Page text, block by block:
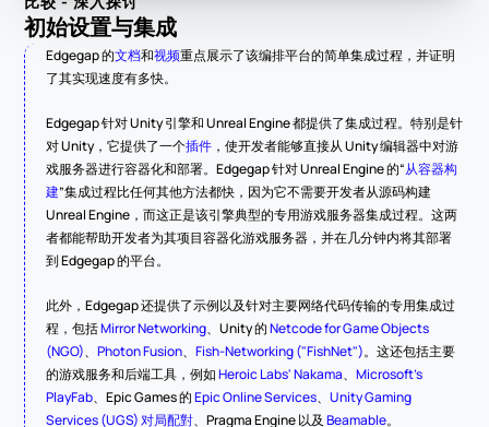
初始设置与集成
Edgegap 的文档和视频重点展示了该编排平台的简单集成过程，并证明
了其实现速度有多快。
Edgegap 针对 Unity 引擎和 Unreal Engine 都提供了集成过程。特别是针
对 Unity，它提供了一个插件 ，使开发者能够直接从 Unity 编辑器中对游
戏服务器进行容器化和部署。Edgegap 针对 Unreal Engine 的“从容器构
建”集成过程比任何其他方法都快，因为它不需要开发者从源码构建
Unreal Engine，而这正是该引擎典型的专用游戏服务器集成过程。这两
者都能帮助开发者为其项目容器化游戏服务器，并在几分钟内将其部署
到 Edgegap 的平台。
此外，Edgegap 还提供了示例以及针对主要网络代码传输的专用集成过
程，包括 Mirror Networking、Unity 的 Netcode for Game Objects
(NGO)、Photon Fusion、Fish-Networking ("FishNet")。这还包括主要
的游戏服务和后端工具，例如 Heroic Labs' Nakama、Microsoft's
PlayFab、Epic Games 的 Epic Online Services、Unity Gaming
Services (UGS) 对局配對、Pragma Engine 以及 Beamable。